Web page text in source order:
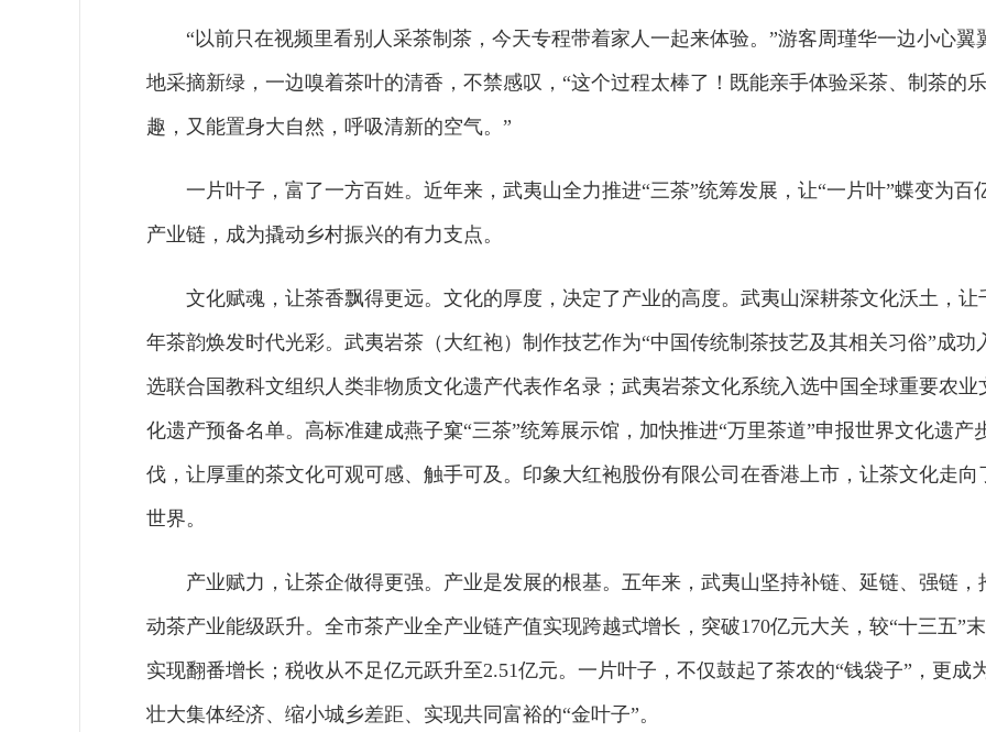
“以前只在视频里看别人采茶制茶，今天专程带着家人一起来体验。”游客周瑾华一边小心翼
地采摘新绿，一边嗅着茶叶的清香，不禁感叹，“这个过程太棒了！既能亲手体验采茶、制茶的乐
趣，又能置身大自然，呼吸清新的空气。”
一片叶子，富了一方百姓。近年来，武夷山全力推进“三茶”统筹发展，让“一片叶”蝶变为百
产业链，成为撬动乡村振兴的有力支点。
文化赋魂，让茶香飘得更远。文化的厚度，决定了产业的高度。武夷山深耕茶文化沃土，让
年茶韵焕发时代光彩。武夷岩茶（大红袍）制作技艺作为“中国传统制茶技艺及其相关习俗”成功
选联合国教科文组织人类非物质文化遗产代表作名录；武夷岩茶文化系统入选中国全球重要农业
化遗产预备名单。高标准建成燕子窠“三茶”统筹展示馆，加快推进“万里茶道”申报世界文化遗产
伐，让厚重的茶文化可观可感、触手可及。印象大红袍股份有限公司在香港上市，让茶文化走向
世界。
产业赋力，让茶企做得更强。产业是发展的根基。五年来，武夷山坚持补链、延链、强链，
动茶产业能级跃升。全市茶产业全产业链产值实现跨越式增长，突破170亿元大关，较“十三五”末
实现翻番增长；税收从不足亿元跃升至2.51亿元。一片叶子，不仅鼓起了茶农的“钱袋子”，更成
壮大集体经济、缩小城乡差距、实现共同富裕的“金叶子”。